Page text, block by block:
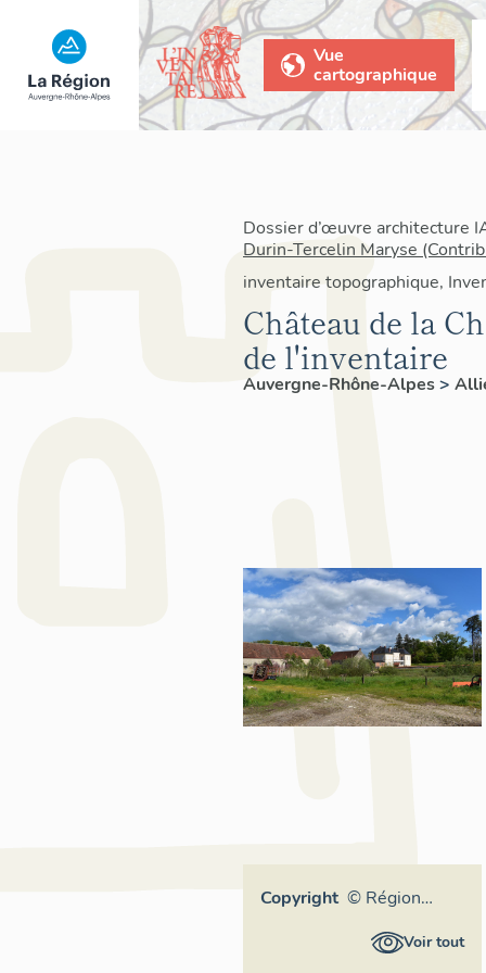
Vue
cartographique
Dossier d’œuvre architecture
Durin-Tercelin Maryse
inventaire topographique,
Château de la
de l'inventaire
Auvergne-Rhône-Alpes>
Copyright © Région
Auvergne-Voir tout